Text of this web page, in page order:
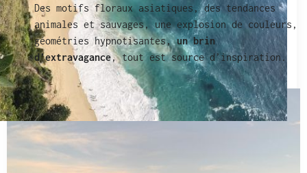
Des motifs floraux asiatiques, des tendances
animales et sauvages, une explosion de couleurs,
géométries hypnotisantes,un brin
d’extravagance, tout est source d’inspiration.